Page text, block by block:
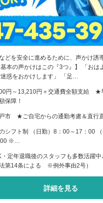
どを安全に進めるために、声かけ誘
本の声かけはこの『3つ』】 「おは
惑をおかけします」 「足…
円～13,210円＋交通費全額支給 ★
保障！
市 ★ご自宅からの通勤考慮＆直行
シフト制 （日勤）8：00～17：00
00 ※…
・定年退職後のスタッフも多数活躍
法第14条による ※例外事由2号）
詳細を見る